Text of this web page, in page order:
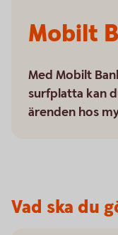
Mobilt
Med Mobilt
surfplatta kan
ärenden hos
Vad ska du